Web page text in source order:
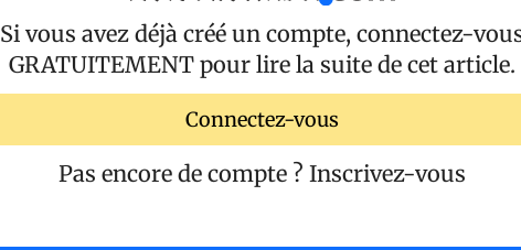
Si vous avez déjà créé un compte, connectez-
GRATUITEMENT pour lire la suite de cet article.
Connectez-vous
Pas encore de compte ? Inscrivez-vous